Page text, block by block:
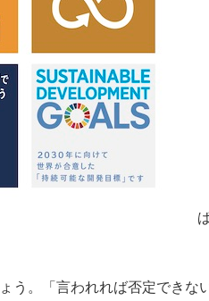
う。「言われれば否定できな